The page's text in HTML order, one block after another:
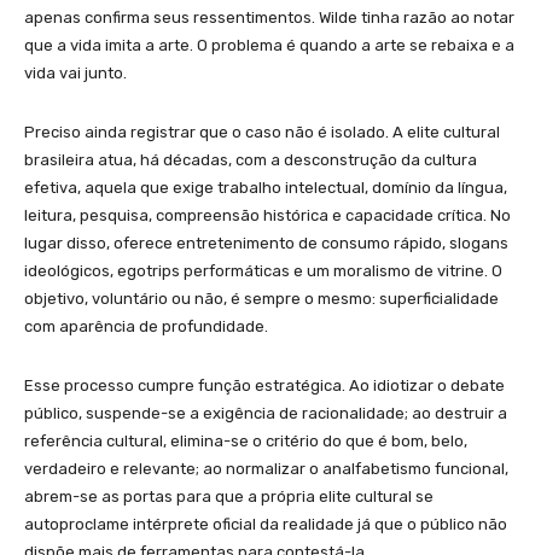
apenas confirma seus ressentimentos. Wilde tinha razão ao notar
que a vida imita a arte. O problema é quando a arte se rebaixa e a
vida vai junto.
Preciso ainda registrar que o caso não é isolado. A elite cultural
brasileira atua, há décadas, com a desconstrução da cultura
efetiva, aquela que exige trabalho intelectual, domínio da língua,
leitura, pesquisa, compreensão histórica e capacidade crítica. No
lugar disso, oferece entretenimento de consumo rápido, slogans
ideológicos, egotrips performáticas e um moralismo de vitrine. O
objetivo, voluntário ou não, é sempre o mesmo: superficialidade
com aparência de profundidade.
Esse processo cumpre função estratégica. Ao idiotizar o debate
público, suspende-se a exigência de racionalidade; ao destruir a
referência cultural, elimina-se o critério do que é bom, belo,
verdadeiro e relevante; ao normalizar o analfabetismo funcional,
abrem-se as portas para que a própria elite cultural se
autoproclame intérprete oficial da realidade já que o público não